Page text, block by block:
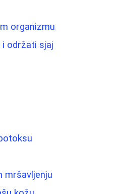
organizmu
i održati sjaj
mršavljenju